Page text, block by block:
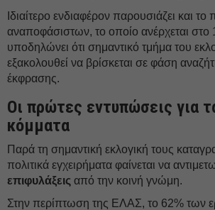
Ιδιαίτερο ενδιαφέρον παρουσιάζει και
αναποφάσιστων, το οποίο ανέρχεται στο
υποδηλώνει ότι σημαντικό τμήμα του
εξακολουθεί να βρίσκεται σε φάση
έκφρασης.
Oι πρώτες εντυπώσεις για
κόμματα
Παρά τη σημαντική εκλογική τους
πολιτικά εγχειρήματα φαίνεται να
επιφυλάξεις από την κοινή γνώμη.
Στην περίπτωση της ΕΛΑΣ, το 62% των